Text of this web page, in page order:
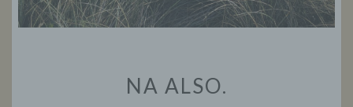
ALSO.
NA ALSO.